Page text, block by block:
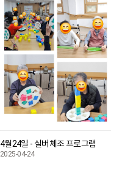
4월24일 - 실버체조 프로그램
2025-04-24